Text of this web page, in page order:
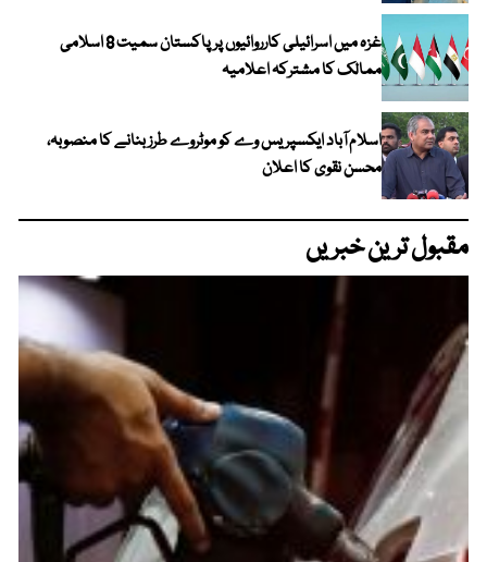
غزہ میں اسرائیلی کارروائیوں پر پاکستان سمیت 8 اسلامی
ممالک کا مشترکہ اعلامیہ
اسلام آباد ایکسپریس وے کو موٹروے طرز بنانے کا منصوبہ،
محسن نقوی کا اعلان
مقبول ترین خبریں